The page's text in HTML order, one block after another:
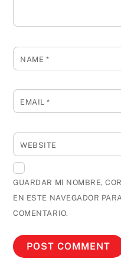
NAME *
EMAIL*
WEBSITE
GUARDAR MI NOMBRE,
EN ESTE NAVEGADOR
COMENTARIO.